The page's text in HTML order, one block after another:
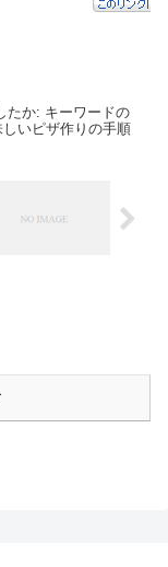
たか: キーワードの
いピザ作りの手順